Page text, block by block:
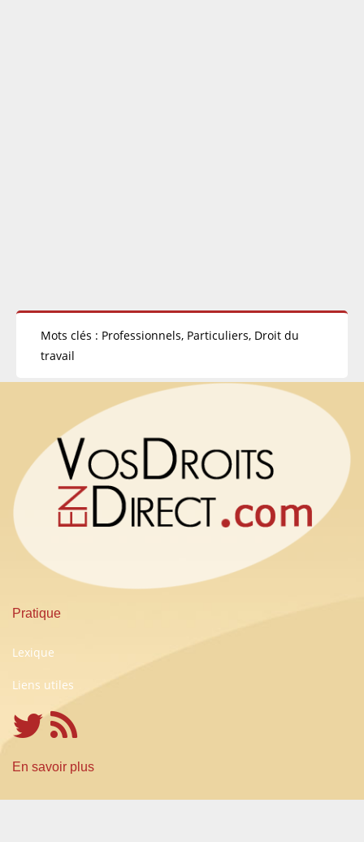
Mots clés : Professionnels, Particuliers, Droit du
travail
Pratique
Lexique
Liens utiles
En savoir plus